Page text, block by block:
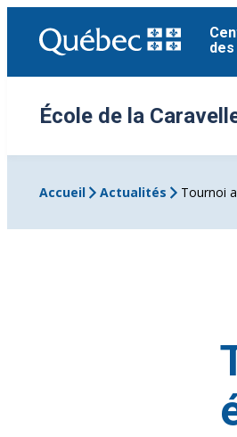
contenu
École de la
Accueil Actualités Tournoi